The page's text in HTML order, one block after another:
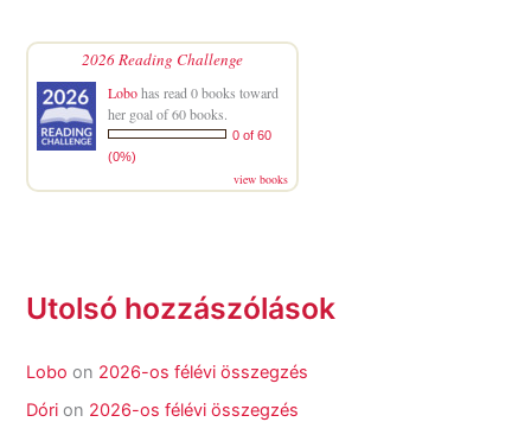
2026 Reading Challenge
Lobohas read 0 books toward
her goal of 60 books.
0 of 60
(0%)
view books
Utolsó hozzászólások
Lobo on 2026-os félévi összegzés
Dóri on 2026-os félévi összegzés